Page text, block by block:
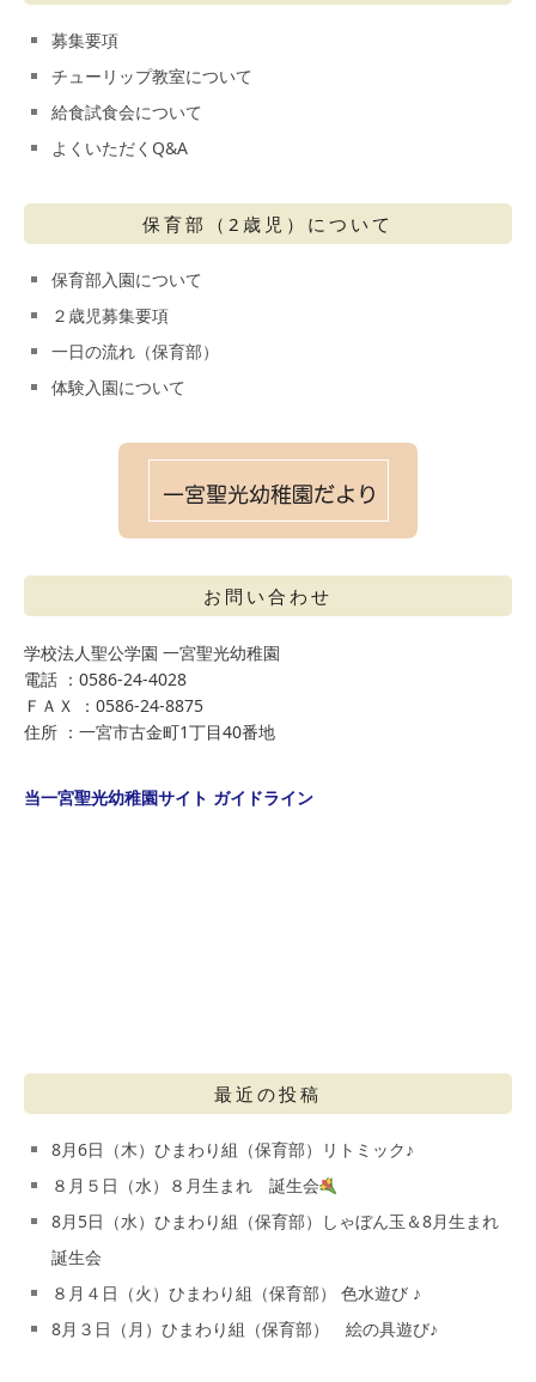
募集要項
チューリップ教室について
給食試食会について
よくいただくQ&A
保育部（2歳児）について
保育部入園について
２歳児募集要項
一日の流れ（保育部）
体験入園について
お問い合わせ
学校法人聖公学園 一宮聖光幼稚園
電話 ：0586-24-4028
ＦＡＸ ：0586-24-8875
住所 ：一宮市古金町1丁目40番地
当一宮聖光幼稚園サイト ガイドライン
最近の投稿
8月6日（木）ひまわり組（保育部）リトミック♪
８月５日（水）８月生まれ 誕生会
8月5日（水）ひまわり組（保育部）しゃぼん玉＆8月生まれ
誕生会
８月４日（火）ひまわり組（保育部） 色水遊び ♪
8月３日（月）ひまわり組（保育部） 絵の具遊び♪